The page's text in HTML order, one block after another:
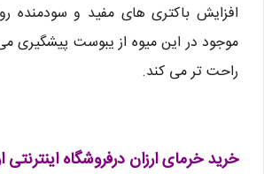
افزایش باکتری های مفید و سودمنده
موجود در این میوه از یبوست پیشگیری
راحت تر می کند.
خرید خرمای ارزان درفروشگاه